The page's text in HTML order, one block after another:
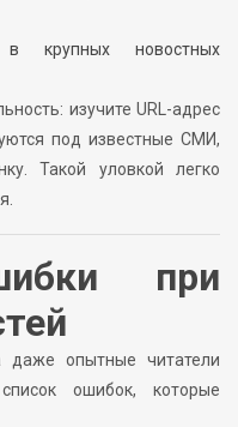
в крупных новостных
изучите URL-адрес
под известные СМИ,
Такой уловкой легко
при
опытные читатели
ошибок, которые